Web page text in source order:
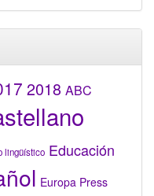
2018 ABC
lingüístico Educación
Europa Press